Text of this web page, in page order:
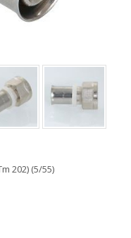
202) (5/55)